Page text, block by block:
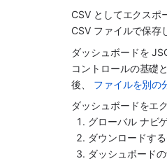
CSV としてエクスポ
CSV ファイルで保存
ダッシュボードを
コントロールの基礎
後、 ファイルを別の
ダッシュボードをエ
グローバル ナビ
ダウンロードす
ダッシュボード